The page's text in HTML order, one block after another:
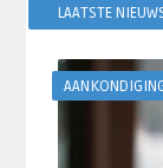
LAATSTE